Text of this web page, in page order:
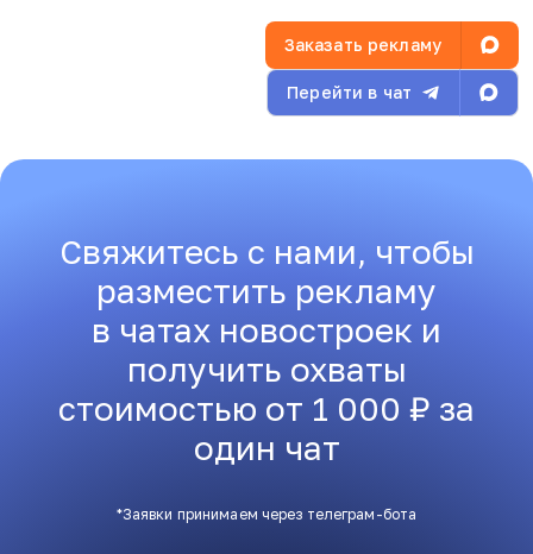
Заказать рекламу
Перейти в чат
Свяжитесь с нами, чтобы
разместить рекламу
в чатах новостроек и
получить охваты
стоимостью от 1 000 ₽ за
один чат
*Заявки принимаем через телеграм-бота